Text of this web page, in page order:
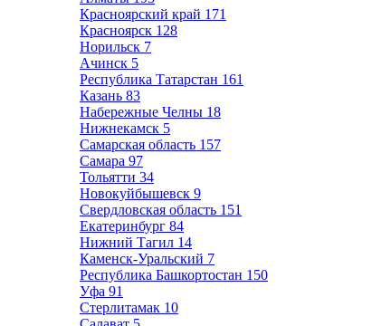
Красноярский край 171
Красноярск 128
Норильск 7
Ачинск 5
Республика Татарстан 161
Казань 83
Набережные Челны 18
Нижнекамск 5
Самарская область 157
Самара 97
Тольятти 34
Новокуйбышевск 9
Свердловская область 151
Екатеринбург 84
Нижний Тагил 14
Каменск-Уральский 7
Республика Башкортостан 150
Уфа 91
Стерлитамак 10